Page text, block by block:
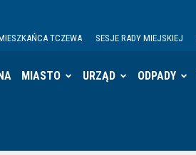
TCZEWA SESJE RADY MIEJSKIEJ
MIASTO URZĄD ODPADY